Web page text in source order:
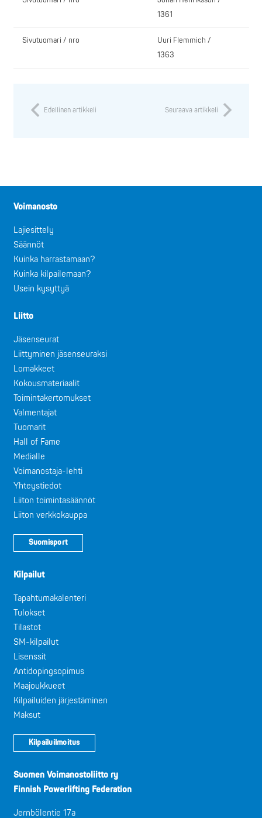
1361
Sivutuomari / nro
Uuri Flemmich /
1363
Edellinen artikkeli Seuraava artikkeli
Voimanosto
Lajiesittely
Säännöt
Kuinka harrastamaan?
Kuinka kilpailemaan?
Usein kysyttyä
Liitto
Jäsenseurat
Liittyminen jäsenseuraksi
Lomakkeet
Kokousmateriaalit
Toimintakertomukset
Valmentajat
Tuomarit
Hall of Fame
Medialle
Voimanostaja-lehti
Yhteystiedot
Liiton toimintasäännöt
Liiton verkkokauppa
Suomisport
Kilpailut
Tapahtumakalenteri
Tulokset
Tilastot
SM-kilpailut
Lisenssit
Antidopingsopimus
Maajoukkueet
Kilpailuiden järjestäminen
Maksut
Kilpailuilmoitus
Suomen Voimanostoliitto ry
Finnish Powerlifting Federation
Jernbölentie 17a